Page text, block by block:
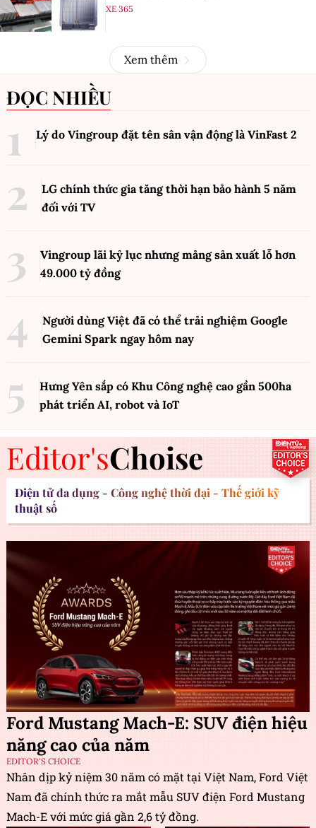
XE 365
Xem thêm
ĐỌC NHIỀU
Lý do Vingroup đặt tên sân vận động là VinFast 2
LG chính thức gia tăng thời hạn bảo hành 5 năm
đối với TV
Vingroup lãi kỷ lục nhưng mảng sản xuất lỗ hơn
49.000 tỷ đồng
Người dùng Việt đã có thể trải nghiệm Google
Gemini Spark ngay hôm nay
Hưng Yên sắp có Khu Công nghệ cao gần 500ha
phát triển AI, robot và IoT
Editor'sChoise
Điện tử đa dụng - Công nghệ thời đại - Thế giới kỹ
thuật số
Ford Mustang Mach-E: SUV điện hiệu
năng cao của năm
EDITOR'S CHOICE
Nhân dịp kỷ niệm 30 năm có mặt tại Việt Nam, Ford Việt
Nam đã chính thức ra mắt mẫu SUV điện Ford Mustang
Mach-E với mức giá gần 2,6 tỷ đồng.